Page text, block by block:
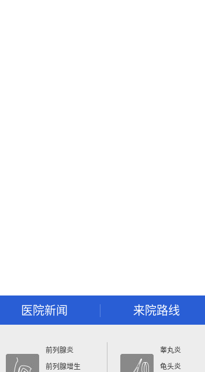
医院新闻 来院路线
前列腺炎
前列腺增生
睾丸炎
龟头炎